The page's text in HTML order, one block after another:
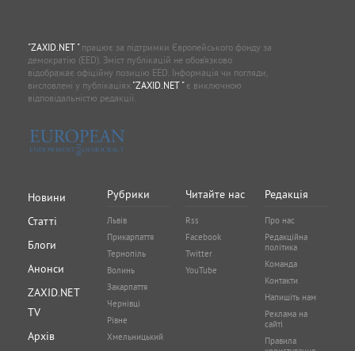
демократію (EED). Зміст публікацій не обов’язково
відображає офіційну позицію EED. Інформація чи погляди,
висловлені у публікаціях"ZAXID.NET "є виключною
відповідальністю редакції.
TV
Карта сайту
Прикарпаття
Тернопіль
Волинь
Закарпаття
Чернівці
Рівне
Хмельницький
Facebook
Twitter
YouTube
Редакційна
політика
Команда
Контакти
Напишіть нам
Реклама на
сайті
Правила
користування
сайтом